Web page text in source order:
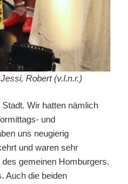
Robert (v.l.n.r.)
Wir hatten nämlich
und
uns neugierig
und waren sehr
gemeinen Homburgers.
Auch die beiden